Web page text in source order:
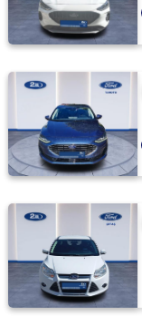
POWERSHIFT
1.5 TDCI
Stil
TDCI
TREND
X
1.5 TDCi
1.5 TDCi
PWS
MCA 120
BG 1499
CC
1.5 TDCi